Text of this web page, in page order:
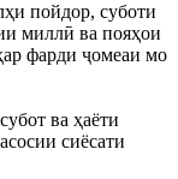
пойдор, суботи
миллӣ ва пояҳои
фарди ҷомеаи мо
ва ҳаёти
сиёсати